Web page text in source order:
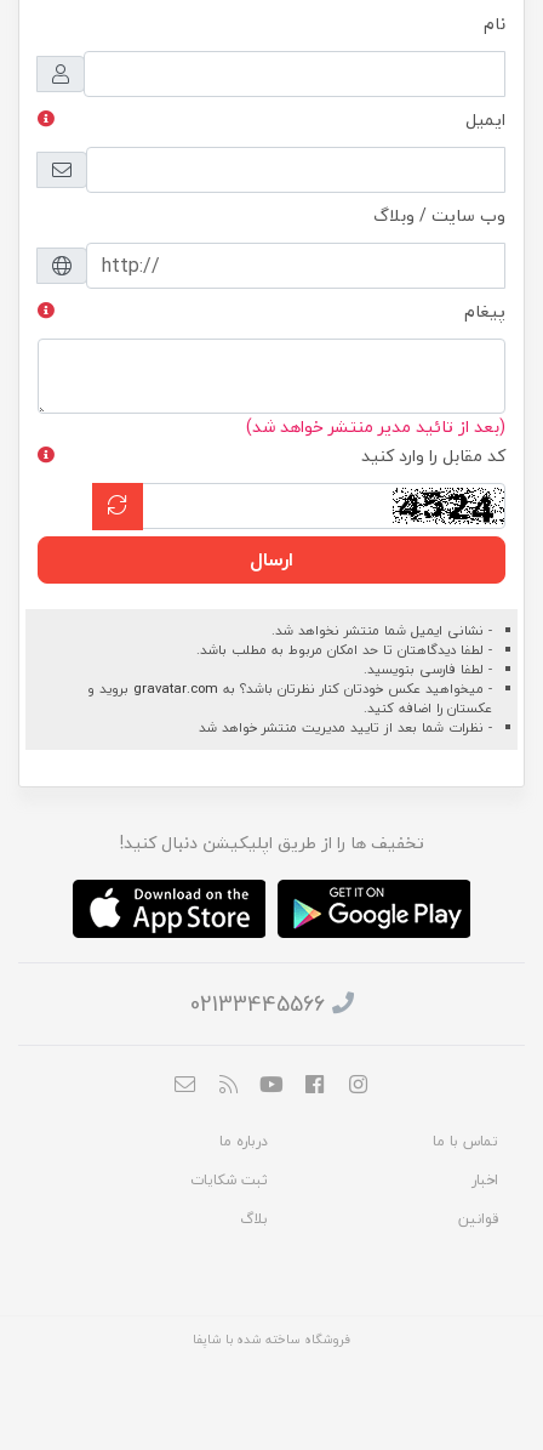
نام
ایمیل
وب سایت / وبلاگ
پیغام
(بعد از تائید مدیر منتشر خواهد شد)
کد مقابل را وارد کنید
ارسال
- نشانی ایمیل شما منتشر نخواهد شد.
- لطفا دیدگاهتان تا حد امکان مربوط به مطلب باشد.
- لطفا فارسی بنویسید.
- میخواهید عکس خودتان کنار نظرتان باشد؟ به gravatar.com بروید و
عکستان را اضافه کنید.
- نظرات شما بعد از تایید مدیریت منتشر خواهد شد
تخفیف ها را از طریق اپلیکیشن دنبال کنید!
02133445566
تماس با ما
درباره ما
اخبار
ثبت شکایات
قوانین
بلاگ
فروشگاه ساخته شده با شاپفا